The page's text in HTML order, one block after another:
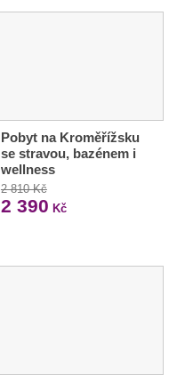
Pobyt na Kroměřížsku
se stravou, bazénem i
wellness
2 810 Kč
2 390 Kč